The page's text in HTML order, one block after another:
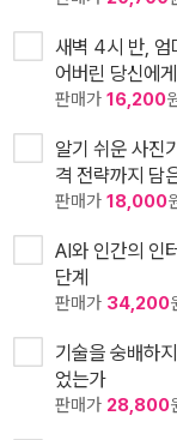
새벽 4시 반, 엄
어버린 당신에게
판매가 16,200
알기 쉬운 사진
격 전략까지 담
판매가 18,000
AI와 인간의 인
단계
판매가 34,200
기술을 숭배하
었는가
판매가 28,800